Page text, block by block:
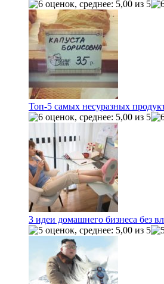
Топ-5 самых несуразных
3 идеи домашнего бизнеса без